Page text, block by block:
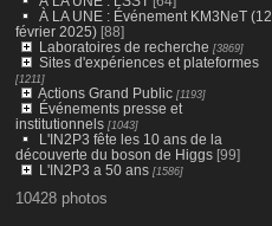
À LA UNE : Événement KM3NeT (12
février 2025)[88]
Laboratoires de recherche [3869]
Sites d'expériences et plateformes
[1211]
Actions Grand Public[1193]
Événements presse et
institutionnels[1043]
L'IN2P3 fête les 10 ans de la
découverte du boson de Higgs[99]
L'IN2P3 a 50 ans[1586]
10428 photos